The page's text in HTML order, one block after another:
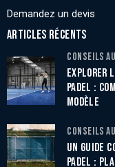
Demandez un devis
ARTICLES RÉCENTS
CONSEILS
EXPLORER
PADEL :
MODÈLE
CONSEILS
UN GUIDE
PADEL :